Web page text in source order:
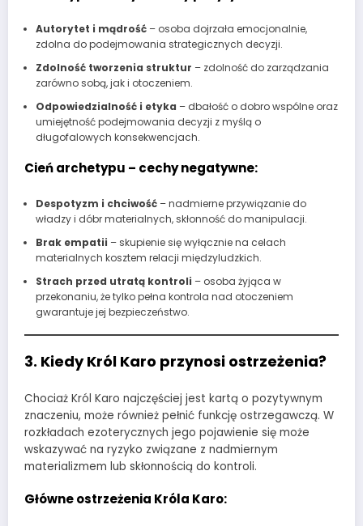
Autorytet i mądrość– osoba dojrzała emocjonalnie,
zdolna do podejmowania strategicznych decyzji.
Zdolność tworzenia struktur – zdolność do zarządzania
zarówno sobą, jak i otoczeniem.
Odpowiedzialność i etyka – dbałość o dobro wspólne oraz
umiejętność podejmowania decyzji z myślą o
długofalowych konsekwencjach.
Cień archetypu – cechy negatywne:
Despotyzm i chciwość– nadmierne przywiązanie do
władzy i dóbr materialnych, skłonność do manipulacji.
Brak empatii – skupienie się wyłącznie na celach
materialnych kosztem relacji międzyludzkich.
Strach przed utratą kontroli – osoba żyjąca w
przekonaniu, że tylko pełna kontrola nad otoczeniem
gwarantuje jej bezpieczeństwo.
3. Kiedy Król Karo przynosi ostrzeżenia?
Chociaż Król Karo najczęściej jest kartą o pozytywnym
znaczeniu, może również pełnić funkcję ostrzegawczą. W
rozkładach ezoterycznych jego pojawienie się może
wskazywać na ryzyko związane z nadmiernym
materializmem lub skłonnością do kontroli.
Główne ostrzeżenia Króla Karo: